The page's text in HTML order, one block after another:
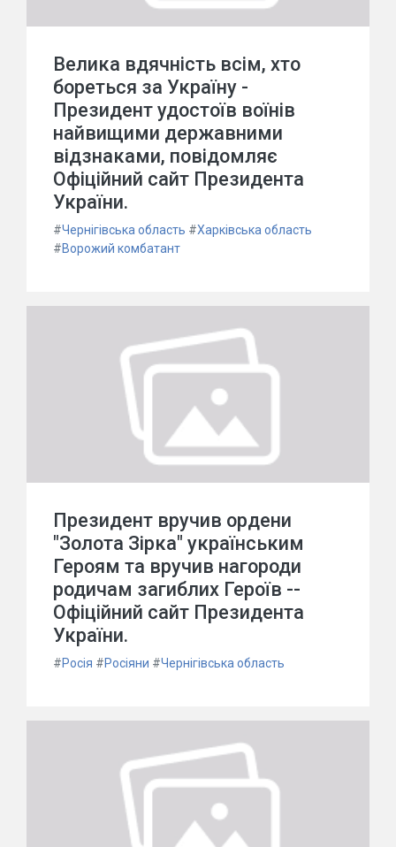
Велика вдячність всім, хто
бореться за Україну -
Президент удостоїв воїнів
найвищими державними
відзнаками, повідомляє
Офіційний сайт Президента
України.
#Чернігівська область #Харківська область
#Ворожий комбатант
Президент вручив ордени
"Золота Зірка" українським
Героям та вручив нагороди
родичам загиблих Героїв --
Офіційний сайт Президента
України.
#Росія #Росіяни #Чернігівська область